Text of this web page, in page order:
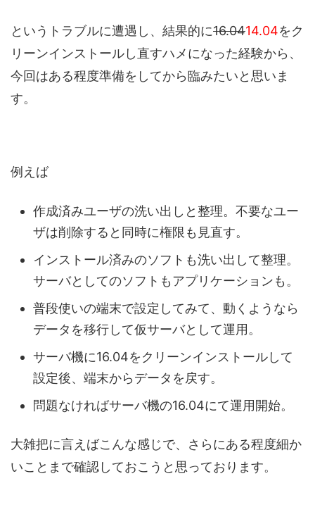
というトラブルに遭遇し、結果的に16.0414.04をク
リーンインストールし直すハメになった経験から、
今回はある程度準備をしてから臨みたいと思いま
す。
例えば
作成済みユーザの洗い出しと整理。不要なユー
ザは削除すると同時に権限も見直す。
インストール済みのソフトも洗い出して整理。
サーバとしてのソフトもアプリケーションも。
普段使いの端末で設定してみて、動くようなら
データを移行して仮サーバとして運用。
サーバ機に16.04をクリーンインストールして
設定後、端末からデータを戻す。
問題なければサーバ機の16.04にて運用開始。
大雑把に言えばこんな感じで、さらにある程度細か
いことまで確認しておこうと思っております。